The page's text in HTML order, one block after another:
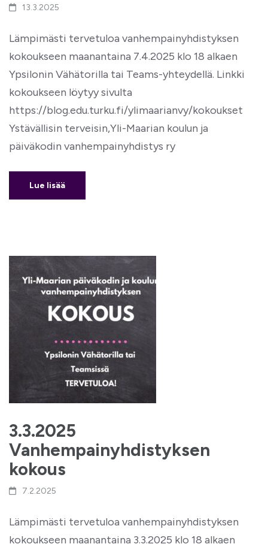
13.3.2025
Lämpimästi tervetuloa vanhempainyhdistyksen
kokoukseen maanantaina 7.4.2025 klo 18 alkaen
Ypsilonin Vähätorilla tai Teams-yhteydellä. Linkki
kokoukseen löytyy sivulta
https://blog.edu.turku.fi/ylimaarianvy/kokoukset
Ystävällisin terveisin,Yli-Maarian koulun ja
päiväkodin vanhempainyhdistys ry
Lue lisää
3.3.2025
Vanhempainyhdistyksen
kokous
7.2.2025
Lämpimästi tervetuloa vanhempainyhdistyksen
kokoukseen maanantaina 3.3.2025 klo 18 alkaen